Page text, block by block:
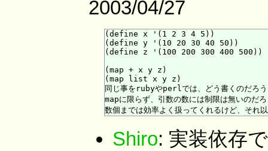
2003/04/27
(define x '(1 2 3 4 5))
(define y '(10 20 30 40 50))
(define z '(100 200 300 400 500))
(map + x y z)
(map list x y z)
同じ事をrubyやperlでは、どう書くのだろ
mapに限らず、引数の数には制限は無いのだ
Shiro: 実装依存